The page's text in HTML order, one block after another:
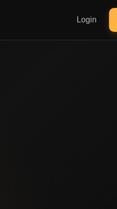
Login